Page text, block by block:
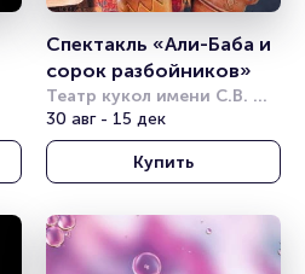
Спектакль «Али-Баба и
сорок разбойников»
Театр кукол имени С.В.
Образцова
30 авг - 15 дек
Купить